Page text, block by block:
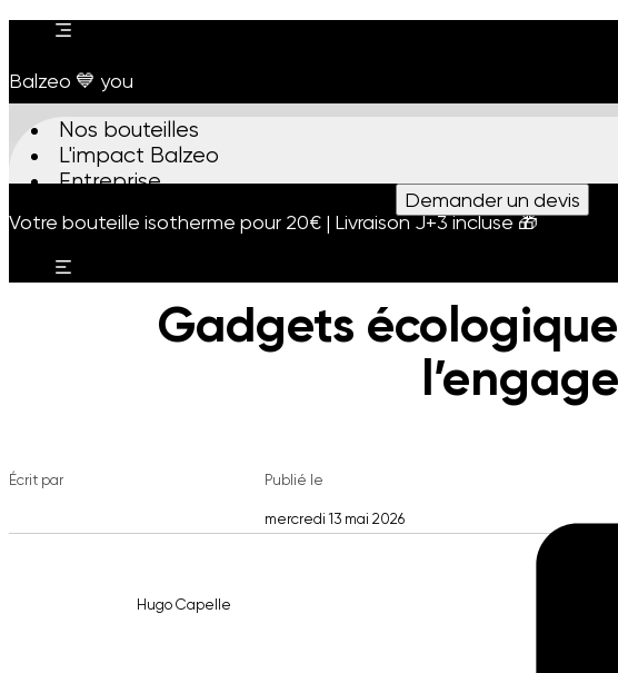
Balzeo 💙 you
Votre bouteille isotherme pour 20€ | Livraison J+3 incluse 🎁
Nos bouteilles
L'impact Balzeo
Entreprise
Devis
Demander un devis
Gadgets
Écrit par
Hugo Capelle
Publié le
mercredi 13 mai 2026